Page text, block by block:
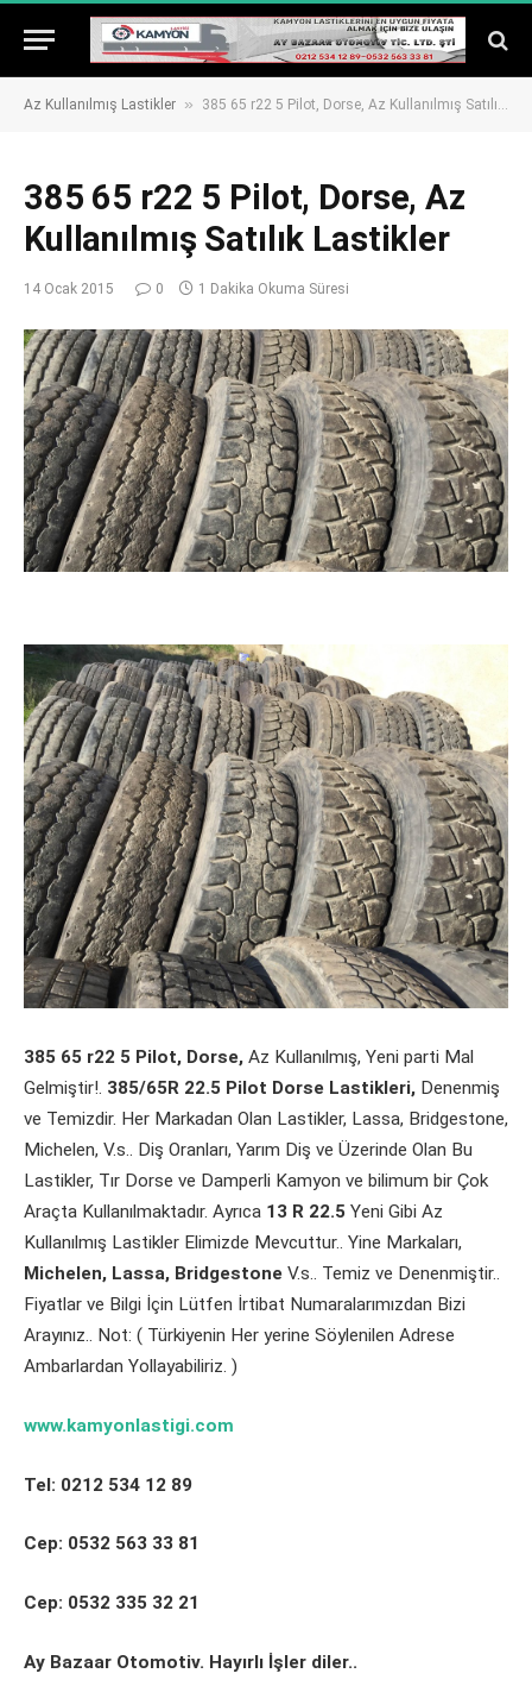
Az Kullanılmış Lastikler » 385 65 r22 5 Pilot, Dorse, Az Kullanılmış Satılık Lastikler
385 65 r22 5 Pilot, Dorse, Az
Kullanılmış Satılık Lastikler
14 Ocak 2015 0 1 Dakika Okuma Süresi
385 65 r22 5 Pilot, Dorse, Az Kullanılmış, Yeni parti Mal
Gelmiştir!. 385/65R 22.5 Pilot Dorse Lastikleri, Denenmiş
ve Temizdir. Her Markadan Olan Lastikler, Lassa, Bridgestone,
Michelen, V.s.. Diş Oranları, Yarım Diş ve Üzerinde Olan Bu
Lastikler, Tır Dorse ve Damperli Kamyon ve bilimum bir Çok
Araçta Kullanılmaktadır. Ayrıca 13 R 22.5 Yeni Gibi Az
Kullanılmış Lastikler Elimizde Mevcuttur.. Yine Markaları,
Michelen, Lassa, Bridgestone V.s.. Temiz ve Denenmiştir..
Fiyatlar ve Bilgi İçin Lütfen İrtibat Numaralarımızdan Bizi
Arayınız.. Not: ( Türkiyenin Her yerine Söylenilen Adrese
Ambarlardan Yollayabiliriz. )
www.kamyonlastigi.com
Tel: 0212 534 12 89
Cep: 0532 563 33 81
Cep: 0532 335 32 21
Ay Bazaar Otomotiv. Hayırlı İşler diler..